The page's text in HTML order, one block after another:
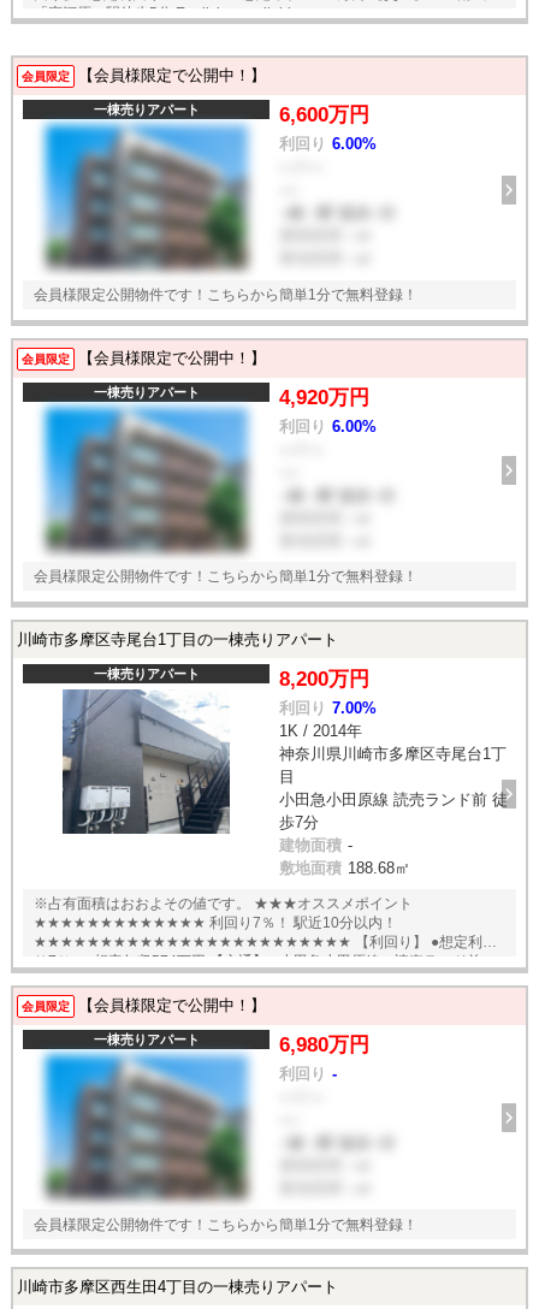
「宿河原」駅徒歩5分 English available
会員限定 【会員様限定で公開中！】
一棟売りアパート 6,600万円
利回り 6.00%
会員様限定公開物件です！こちらから簡単1分で無料登録！
会員限定 【会員様限定で公開中！】
一棟売りアパート 4,920万円
利回り 6.00%
--線 --駅 徒歩--分
会員様限定公開物件です！こちらから簡単1分で無料登録！
川崎市多摩区寺尾台1丁目の一棟売りアパート
一棟売りアパート 8,200万円
利回り 7.00%
1K / 2014年
神奈川県川崎市多摩区寺尾台1丁
目
小田急小田原線 読売ランド前 徒
歩7分
建物面積 -
敷地面積 188.68㎡
※占有面積はおおよその値です。 ★★★オススメポイント
★★★★★★★★★★★★★ 利回り7％！ 駅近10分以内！
★★★★★★★★★★★★★★★★★★★★★★★★ 【利回り】 ●想定利回
り7％ ●想定年収574万円 【交通】 ●小田急小田原線 読売ランド前
会員限定 【会員様限定で公開中！】
一棟売りアパート 6,980万円
利回り -
会員様限定公開物件です！こちらから簡単1分で無料登録！
川崎市多摩区西生田4丁目の一棟売りアパート